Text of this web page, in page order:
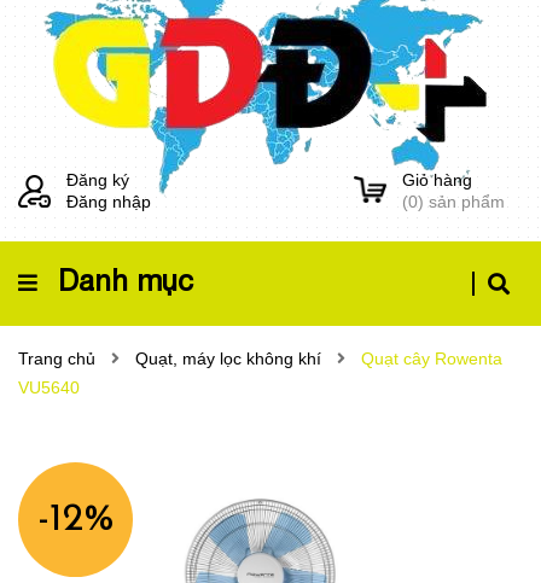
Đăng ký
Đăng nhập
Giỏ hàng
(0) sản phẩm
Danh mục
Trang chủ Quạt, máy lọc không khí
Quạt cây Rowenta
VU5640
-12%